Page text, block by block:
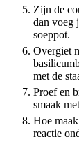
Zijn de
dan voeg
soeppot.
Overgiet
met de
Proef en
smaak
Hoe
reactie